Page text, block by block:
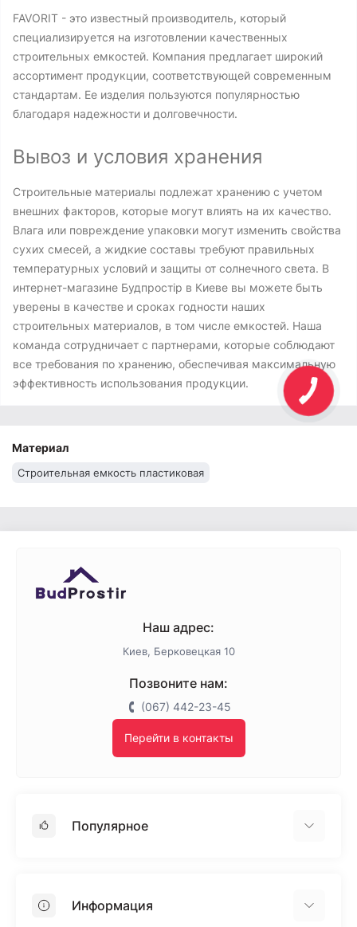
FAVORIT - это известный производитель, который
специализируется на изготовлении качественных
строительных емкостей. Компания предлагает широкий
ассортимент продукции, соответствующей современным
стандартам. Ее изделия пользуются популярностью
благодаря надежности и долговечности.
Вывоз и условия хранения
Строительные материалы подлежат хранению с учетом
внешних факторов, которые могут влиять на их качество.
Влага или повреждение упаковки могут изменить свойства
сухих смесей, а жидкие составы требуют правильных
температурных условий и защиты от солнечного света. В
интернет-магазине Будпростір в Киеве вы можете быть
уверены в качестве и сроках годности наших
строительных материалов, в том числе емкостей. Наша
команда сотрудничает с партнерами, которые соблюдают
все требования по хранению, обеспечивая максимальную
эффективность использования продукции.
Материал
Строительная емкость пластиковая
Наш адрес:
Киев, Берковецкая 10
Позвоните нам:
(067) 442-23-45
Перейти в контакты
Популярное
ПенопластИнформация